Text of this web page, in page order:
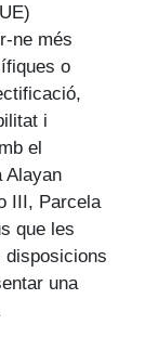
ne més
o
i
el
Alayan
III, Parcela
que les
disposicions
una